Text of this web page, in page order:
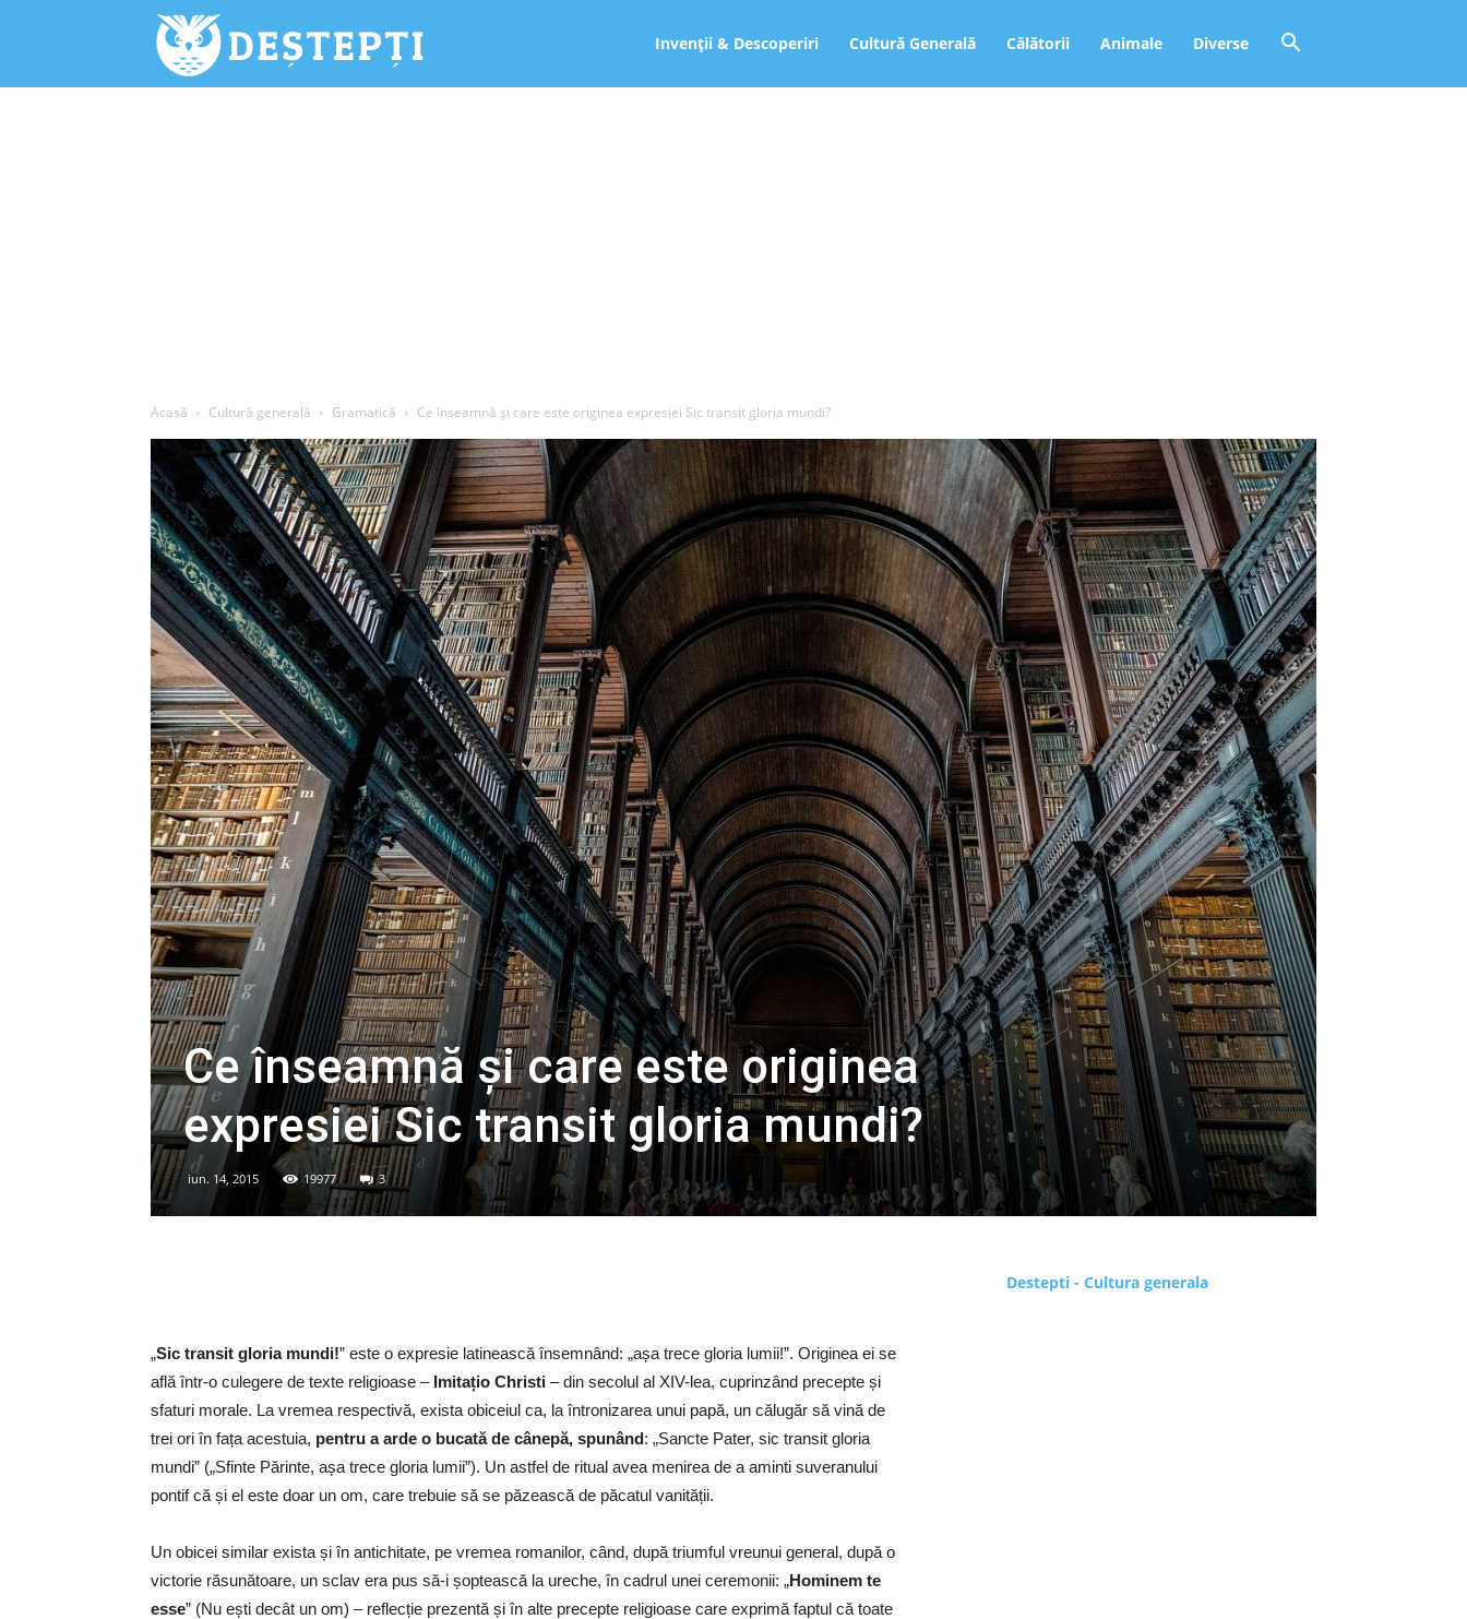
Deștepți.ro Invenții & Descoperiri Cultură Generală Călătorii Animale Diverse
Acasă Cultură generală Gramatică Ce înseamnă şi care este originea expresiei Sic transit gloria mundi?
Ce înseamnă şi care este originea
expresiei Sic transit gloria mundi?
iun. 14, 2015 19977 3
„Sic transit gloria mundi!” este o expresie latinească însemnând: „așa trece gloria lumii!”. Originea ei se
află într-o culegere de texte religioase – Imitațio Christi – din secolul al XIV-lea, cuprinzând precepte și
sfaturi morale. La vremea respectivă, exista obiceiul ca, la întronizarea unui papă, un călugăr să vină de
trei ori în fața acestuia, pentru a arde o bucată de cânepă, spunând: „Sancte Pater, sic transit gloria
mundi” („Sfinte Părinte, așa trece gloria lumii”). Un astfel de ritual avea menirea de a aminti suveranului
pontif că și el este doar un om, care trebuie să se păzească de păcatul vanității.
Un obicei similar exista și în antichitate, pe vremea romanilor, când, după triumful vreunui general, după o
victorie răsunătoare, un sclav era pus să-i șoptească la ureche, în cadrul unei ceremonii: „Hominem te
esse” (Nu ești decât un om) – reflecție prezentă și în alte precepte religioase care exprimă faptul că toate
Destepti - Cultura generala